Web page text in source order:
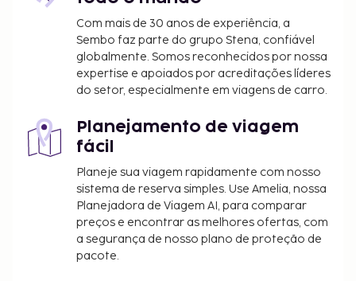
imposto não é aplicado a crianças com menos
de 15 anos anos.
Incluímos todas as taxas que o alojamento nos
comunicou.
Berço: 10.00 EUR por dia
A lista anterior pode não estar completa. As taxas e
os depósitos podem não incluir impostos e estão
sujeitos a alterações.
Todas as pessoas alojadas, incluindo crianças,
deverão estar presentes durante o registo de
entrada e exibir o respetivo documento de
identificação ou passaporte.
Com mais de 30 anos de experiência, a
Sembo faz parte do grupo Stena, confiável
globalmente. Somos reconhecidos por nossa
expertise e apoiados por acreditações líderes
do setor, especialmente em viagens de carro.
Planejamento de viagem
fácil
Planeje sua viagem rapidamente com nosso
sistema de reserva simples. Use Amelia, nossa
Planejadora de Viagem AI, para comparar
preços e encontrar as melhores ofertas, com
a segurança de nosso plano de proteção de
pacote.